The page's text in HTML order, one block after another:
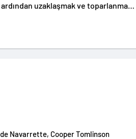
ardından uzaklaşmak ve toparlanmak
yapmaya karar verir. Ancak
yaşanan kayıp bebek vakaları
Michael Johnston (II), Inde Navarrette, Cooper Tomlinson